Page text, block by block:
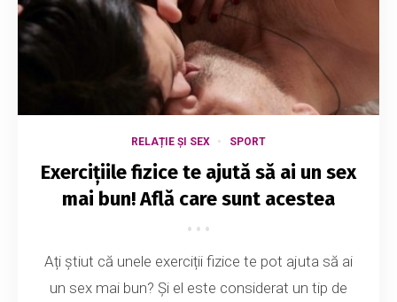
RELAȚIE ȘI SEX SPORT
Exercițiile fizice te ajută să ai un sex
mai bun! Află care sunt acestea
Ați știut că unele exerciții fizice te pot ajuta să ai
un sex mai bun? Și el este considerat un tip de